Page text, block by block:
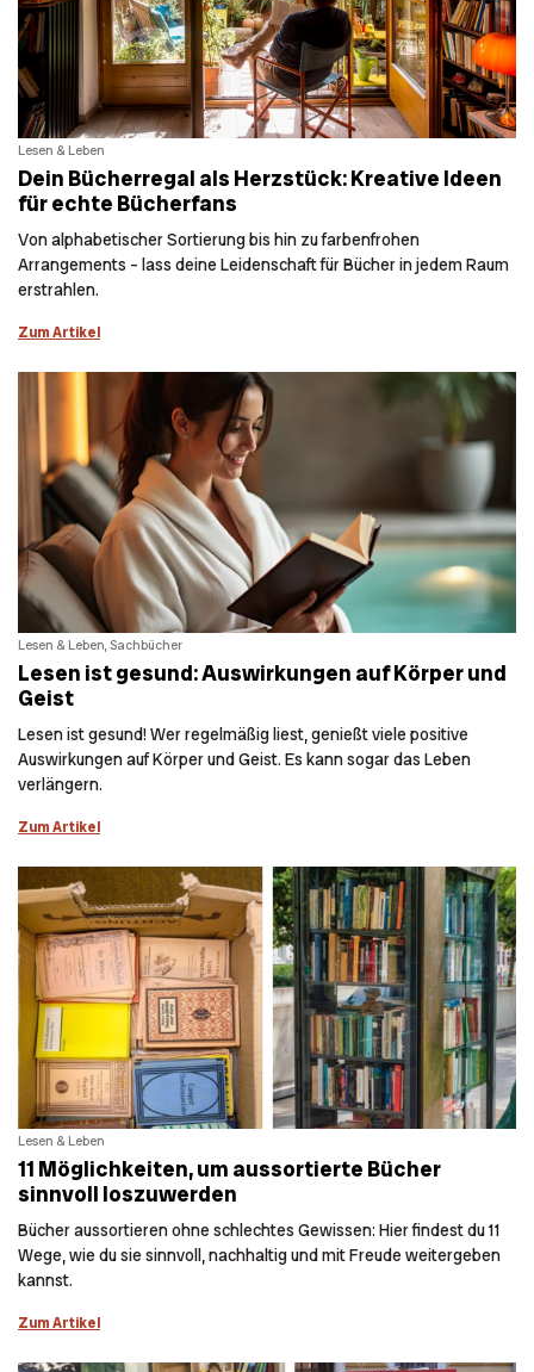
Lesen & Leben
Dein Bücherregal als Herzstück: Kreative Ideen
für echte Bücherfans
Von alphabetischer Sortierung bis hin zu farbenfrohen
Arrangements – lass deine Leidenschaft für Bücher in jedem Raum
erstrahlen.
Zum Artikel
Lesen & Leben, Sachbücher
Lesen ist gesund: Auswirkungen auf Körper und
Geist
Lesen ist gesund! Wer regelmäßig liest, genießt viele positive
Auswirkungen auf Körper und Geist. Es kann sogar das Leben
verlängern.
Zum Artikel
Lesen & Leben
11 Möglichkeiten, um aussortierte Bücher
sinnvoll loszuwerden
Bücher aussortieren ohne schlechtes Gewissen: Hier findest du 11
Wege, wie du sie sinnvoll, nachhaltig und mit Freude weitergeben
kannst.
Zum Artikel